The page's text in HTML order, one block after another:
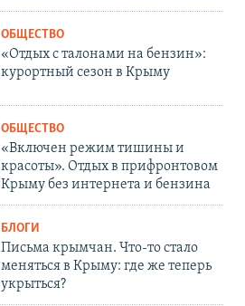
ОБЩЕСТВО
«Отдых с талонами на бензин»:
курортный сезон в Крыму
ОБЩЕСТВО
«Включен режим тишины и
красоты». Отдых в прифронтовом
Крыму без интернета и бензина
БЛОГИ
Письма крымчан. Что-то стало
меняться в Крыму: где же теперь
укрыться?